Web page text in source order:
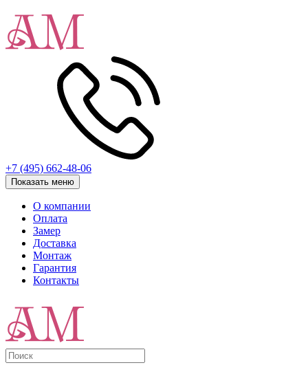
+7 (495) 662-48-06
Показать меню
О компании
Оплата
Замер
Доставка
Монтаж
Гарантия
Контакты